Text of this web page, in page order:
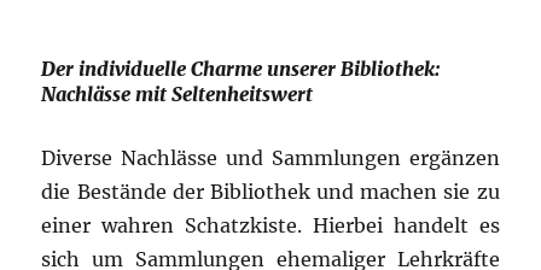
Der individuelle Charme unserer Bibliothek:
Nachlässe mit Seltenheitswert
Diverse Nachlässe und Sammlungen ergänzen
die Bestände der Bibliothek und machen sie zu
einer wahren Schatzkiste. Hierbei handelt es
sich um Sammlungen ehemaliger Lehrkräfte